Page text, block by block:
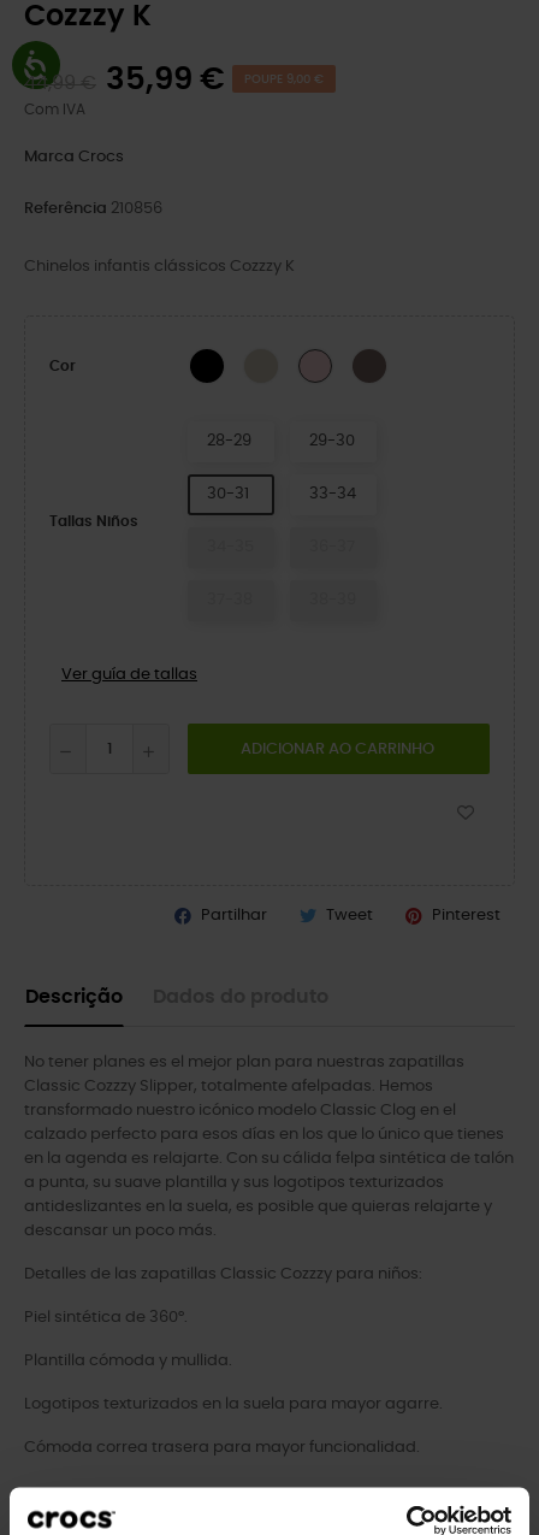
Cozzzy K
44,99 € 35,99 € POUPE 9,00 €
Com IVA
Marca Crocs
Referência 210856
Chinelos infantis clássicos Cozzzy K
Cor BLACK Stucco-XPink MilkCogumelo
Tallas Niños
28-29 29-30
30-31 33-34
Ver guía de tallas
ADICIONAR AO CARRINHO
Partilhar Tweet Pinterest
Descrição
No tener planes es el mejor plan para nuestras zapatillas
Classic Cozzzy Slipper, totalmente afelpadas. Hemos
transformado nuestro icónico modelo Classic Clog en el
calzado perfecto para esos días en los que lo único que tienes
en la agenda es relajarte. Con su cálida felpa sintética de talón
a punta, su suave plantilla y sus logotipos texturizados
antideslizantes en la suela, es posible que quieras relajarte y
descansar un poco más.
Detalles de las zapatillas Classic Cozzzy para niños:
Piel sintética de 360°.
Plantilla cómoda y mullida.
Logotipos texturizados en la suela para mayor agarre.
Cómoda correa trasera para mayor funcionalidad.